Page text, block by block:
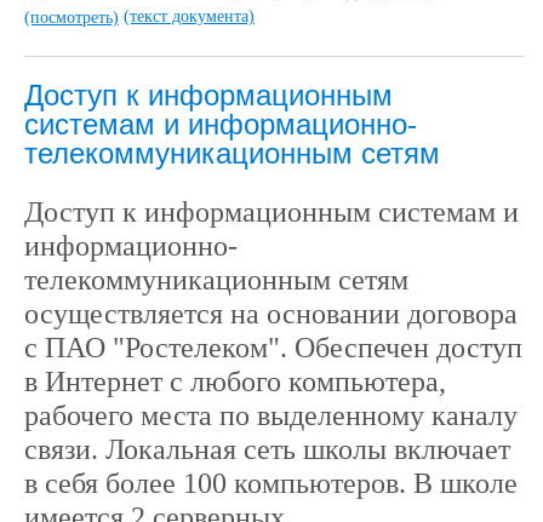
(посмотреть) (текст документа)
Доступ к информационным
системам и информационно-
телекоммуникационным сетям
Доступ к информационным системам и
информационно-
телекоммуникационным сетям
осуществляется на основании договора
с ПАО "Ростелеком". Обеспечен доступ
в Интернет с любого компьютера,
рабочего места по выделенному каналу
связи. Локальная сеть школы включает
в себя более 100 компьютеров. В школе